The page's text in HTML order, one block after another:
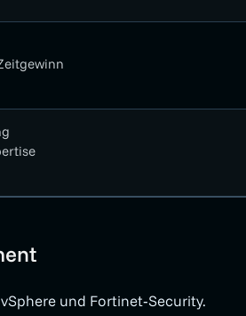
und Fortinet‑Security.